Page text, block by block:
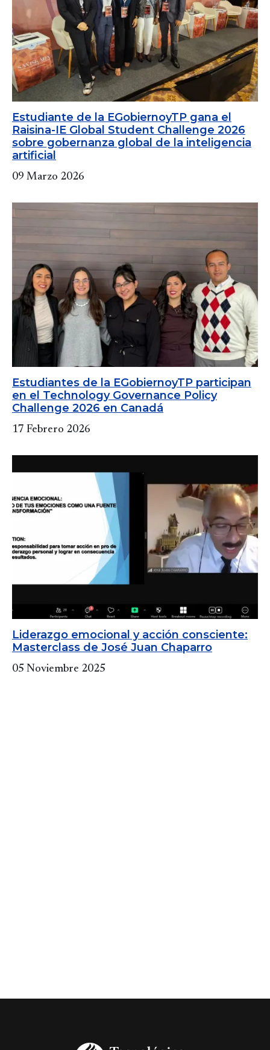
Estudiante de la EGobiernoyTP gana el
Raisina-IE Global Student Challenge 2026
sobre gobernanza global de la inteligencia
artificial
09 Marzo 2026
Estudiantes de la EGobiernoyTP participan
en el Technology Governance Policy
Challenge 2026 en Canadá
17 Febrero 2026
Liderazgo emocional y acción consciente:
Masterclass de José Juan Chaparro
05 Noviembre 2025